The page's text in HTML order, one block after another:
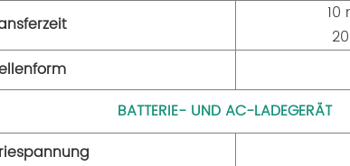
BATTERIE- UND AC-LADEGERÄT